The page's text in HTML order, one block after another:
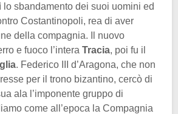
lo sbandamento dei suoi uomini ed
Costantinopoli, rea di aver
della compagnia. Il nuovo
e fuoco l’intera Tracia, poi fu il
. Federico III d’Aragona, che non
per il trono bizantino, cercò di
ala l’imponente gruppo di
come all’epoca la Compagnia